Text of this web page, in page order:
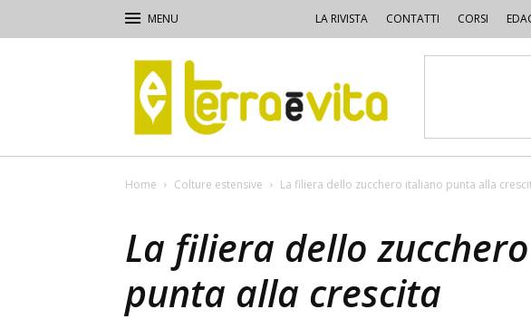
LA RIVISTA CONTATTI CORSI
Terra
e
Vita
Home Colture estensive La filiera dello zucchero italiano punta alla
La filiera dello
punta alla crescita